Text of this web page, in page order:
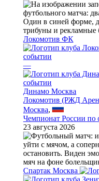
Локомотив ФК
—
Динамо Москва
Локомотив (РЖД
Москва,
Чемпионат России
23 августа 2026
Спартак Москва